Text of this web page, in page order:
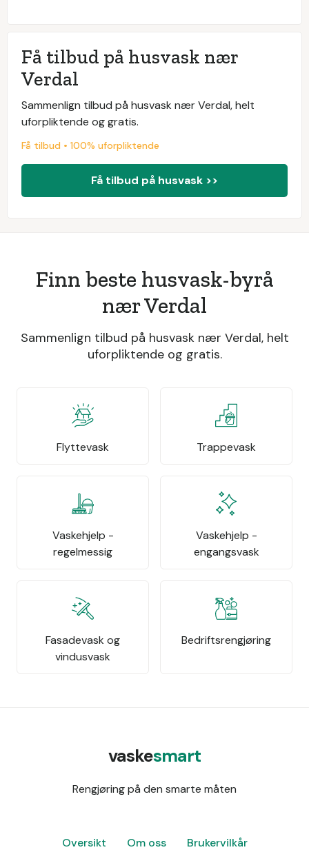
Få tilbud på husvask nær
Verdal
Sammenlign tilbud på husvask nær Verdal, helt
uforpliktende og gratis.
Få tilbud • 100% uforpliktende
Få tilbud på husvask >>
Finn beste husvask-byrå
nær Verdal
Sammenlign tilbud på husvask nær Verdal, helt
uforpliktende og gratis.
Flyttevask Trappevask
Vaskehjelp -
regelmessig
Vaskehjelp -
engangsvask
Fasadevask og
vindusvask
Bedriftsrengjøring
vaskesmart
Rengjøring på den smarte måten
Oversikt Om oss Brukervilkår